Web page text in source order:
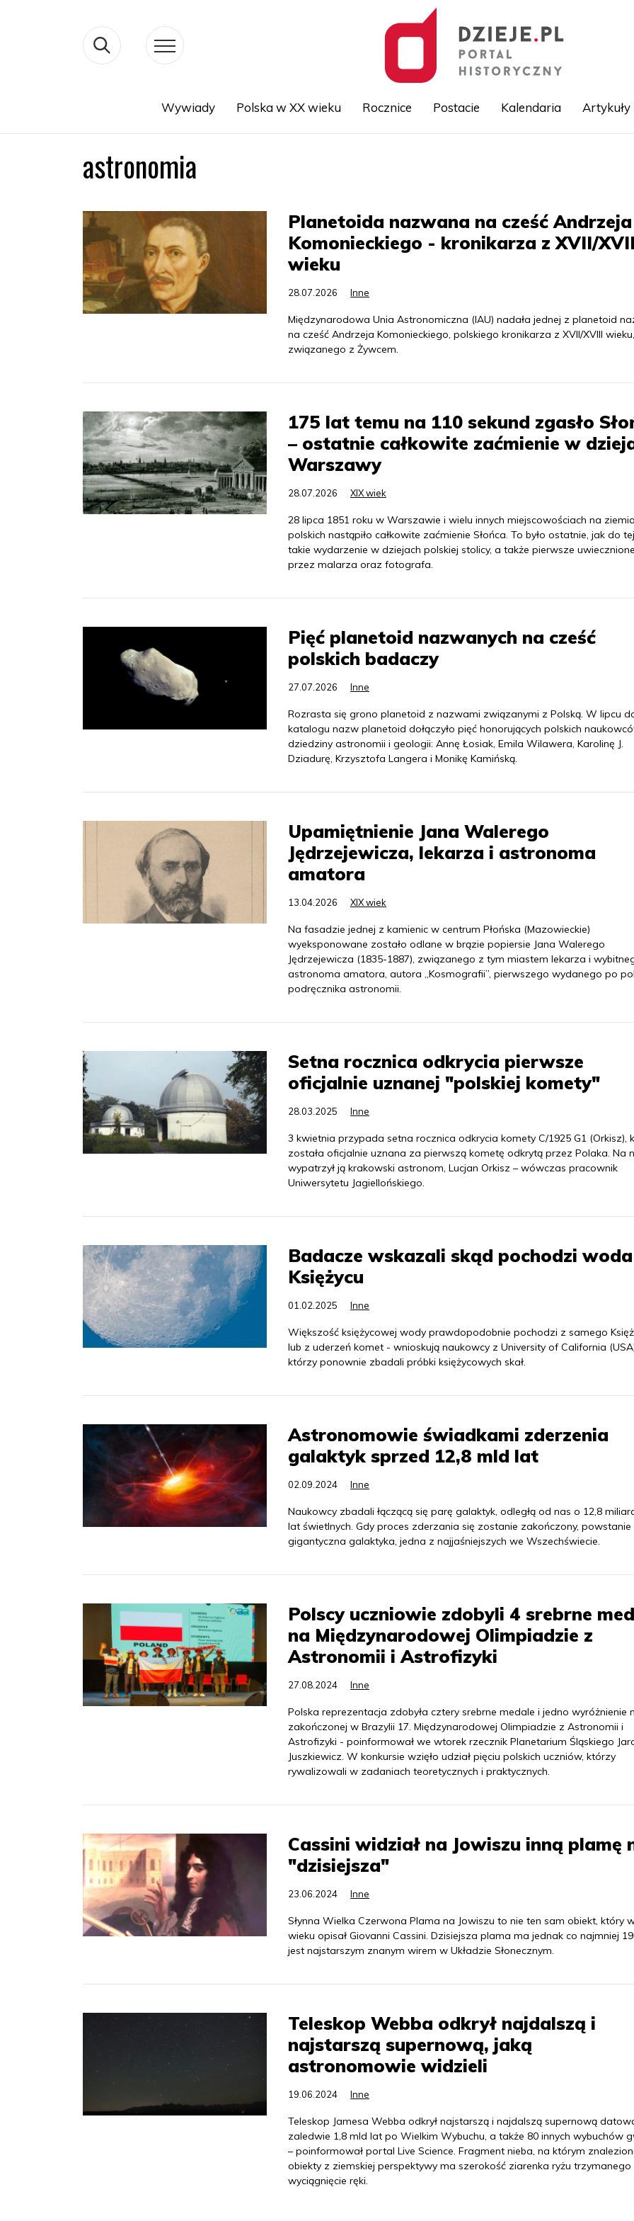
Wywiady Polska w XX wieku Rocznice Postacie Kalendaria Artykuły
astronomia
Planetoida nazwana na cześć Andrzeja
Komonieckiego - kronikarza z XVII/
wieku
28.07.2026 Inne
Międzynarodowa Unia Astronomiczna (IAU) nadała jednej z planetoid
na cześć Andrzeja Komonieckiego, polskiego kronikarza z XVII/XVIII wieku,
związanego z Żywcem.
175 lat temu na 110 sekund zgasło
– ostatnie całkowite zaćmienie w
Warszawy
28.07.2026 XIX wiek
28 lipca 1851 roku w Warszawie i wielu innych miejscowościach na
polskich nastąpiło całkowite zaćmienie Słońca. To było ostatnie, jak do
takie wydarzenie w dziejach polskiej stolicy, a także pierwsze uwiecznione
przez malarza oraz fotografa.
Pięć planetoid nazwanych na cześć
polskich badaczy
27.07.2026 Inne
Rozrasta się grono planetoid z nazwami związanymi z Polską. W lipcu
katalogu nazw planetoid dołączyło pięć honorujących polskich
dziedziny astronomii i geologii: Annę Łosiak, Emila Wilawera, Karolinę J.
Dziadurę, Krzysztofa Langera i Monikę Kamińską.
Upamiętnienie Jana Walerego
Jędrzejewicza, lekarza i astronoma
amatora
13.04.2026 XIX wiek
Na fasadzie jednej z kamienic w centrum Płońska (Mazowieckie)
wyeksponowane zostało odlane w brązie popiersie Jana Walerego
Jędrzejewicza (1835-1887), związanego z tym miastem lekarza i
astronoma amatora, autora „Kosmografii”, pierwszego wydanego po
podręcznika astronomii.
Setna rocznica odkrycia pierwsze
oficjalnie uznanej "polskiej komety"
28.03.2025 Inne
3 kwietnia przypada setna rocznica odkrycia komety C/1925 G1 (Orkisz),
została oficjalnie uznana za pierwszą kometę odkrytą przez Polaka. Na
wypatrzył ją krakowski astronom, Lucjan Orkisz – wówczas pracownik
Uniwersytetu Jagiellońskiego.
Badacze wskazali skąd pochodzi
Księżycu
01.02.2025 Inne
Większość księżycowej wody prawdopodobnie pochodzi z samego
lub z uderzeń komet - wnioskują naukowcy z University of California
którzy ponownie zbadali próbki księżycowych skał.
Astronomowie świadkami zderzenia
galaktyk sprzed 12,8 mld lat
02.09.2024 Inne
Naukowcy zbadali łączącą się parę galaktyk, odległą od nas o 12,8
lat świetlnych. Gdy proces zderzania się zostanie zakończony, powstanie
gigantyczna galaktyka, jedna z najjaśniejszych we Wszechświecie.
Polscy uczniowie zdobyli 4 srebrne
na Międzynarodowej Olimpiadzie z
Astronomii i Astrofizyki
27.08.2024 Inne
Polska reprezentacja zdobyła cztery srebrne medale i jedno wyróżnienie
zakończonej w Brazylii 17. Międzynarodowej Olimpiadzie z Astronomii i
Astrofizyki - poinformował we wtorek rzecznik Planetarium Śląskiego
Juszkiewicz. W konkursie wzięło udział pięciu polskich uczniów, którzy
rywalizowali w zadaniach teoretycznych i praktycznych.
Cassini widział na Jowiszu inną plamę
"dzisiejsza"
23.06.2024 Inne
Słynna Wielka Czerwona Plama na Jowiszu to nie ten sam obiekt, który
wieku opisał Giovanni Cassini. Dzisiejsza plama ma jednak co najmniej
jest najstarszym znanym wirem w Układzie Słonecznym.
Teleskop Webba odkrył najdalszą i
najstarszą supernową, jaką
astronomowie widzieli
19.06.2024 Inne
Teleskop Jamesa Webba odkrył najstarszą i najdalszą supernową
zaledwie 1,8 mld lat po Wielkim Wybuchu, a także 80 innych wybuchów
– poinformował portal Live Science. Fragment nieba, na którym
obiekty z ziemskiej perspektywy ma szerokość ziarenka ryżu trzymanego
wyciągnięcie ręki.